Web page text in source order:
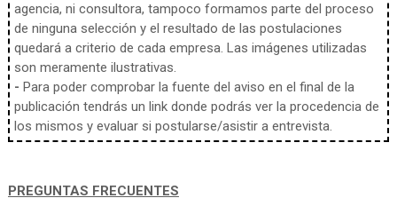
agencia, ni consultora, tampoco formamos parte del proceso
de ninguna selección y el resultado de las postulaciones
quedará a criterio de cada empresa. Las imágenes utilizadas
son meramente ilustrativas.
- Para poder comprobar la fuente del aviso en el final de la
publicación tendrás un link donde podrás ver la procedencia de
los mismos y evaluar si postularse/asistir a entrevista.
PREGUNTAS FRECUENTES